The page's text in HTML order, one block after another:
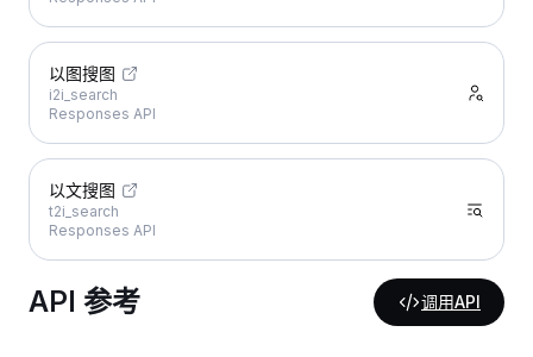
以图搜图
i2i_search
Responses API
以文搜图
t2i_search
Responses API
API 参考 调用API